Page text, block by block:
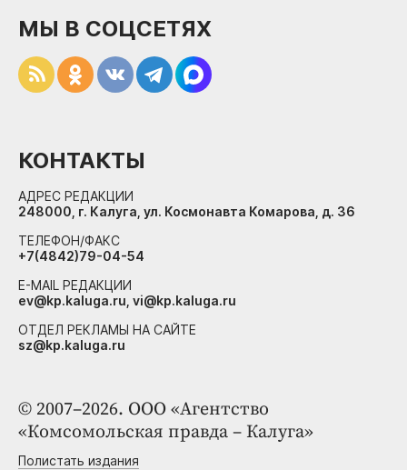
© 2007–2026. ООО «Агентство
«Комсомольская правда – Калуга»
Полистать издания
МЫ В СОЦСЕТЯХ
КОНТАКТЫ
АДРЕС РЕДАКЦИИ
248000, г. Калуга, ул. Космонавта Комарова, д. 36
ТЕЛЕФОН/ФАКС
+7(4842)79-04-54
E-MAIL РЕДАКЦИИ
ev@kp.kaluga.ru, vi@kp.kaluga.ru
ОТДЕЛ РЕКЛАМЫ НА САЙТЕ
sz@kp.kaluga.ru